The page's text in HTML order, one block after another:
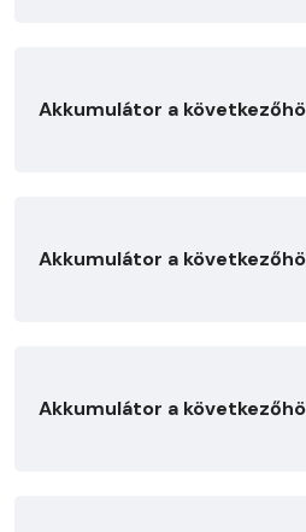
Akkumulátor a
Akkumulátor a
Akkumulátor a